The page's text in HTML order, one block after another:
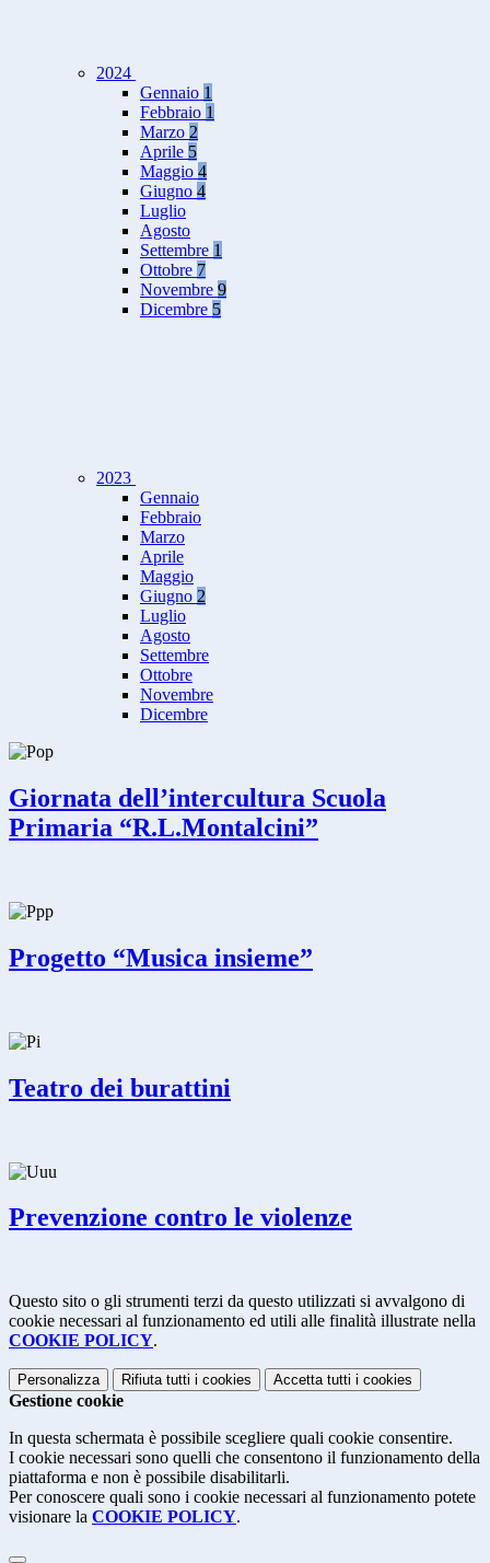
2024
Gennaio 1
Febbraio 1
Marzo 2
Aprile 5
Maggio 4
Giugno 4
Luglio
Agosto
Settembre 1
Ottobre 7
Novembre 9
Dicembre 5
2023
Gennaio
Febbraio
Marzo
Aprile
Maggio
Giugno 2
Luglio
Agosto
Settembre
Ottobre
Novembre
Dicembre
Giornata dell’intercultura Scuola
Primaria “R.L.Montalcini”
Progetto “Musica insieme”
Teatro dei burattini
Prevenzione contro le violenze
Questo sito o gli strumenti terzi da questo utilizzati si avvalgono di
cookie necessari al funzionamento ed utili alle finalità illustrate nella
COOKIE POLICY.
Personalizza Rifiuta tutti i cookies Accetta tutti i cookies
Gestione cookie
In questa schermata è possibile scegliere quali cookie consentire.
I cookie necessari sono quelli che consentono il funzionamento della
piattaforma e non è possibile disabilitarli.
Per conoscere quali sono i cookie necessari al funzionamento potete
visionare la COOKIE POLICY.